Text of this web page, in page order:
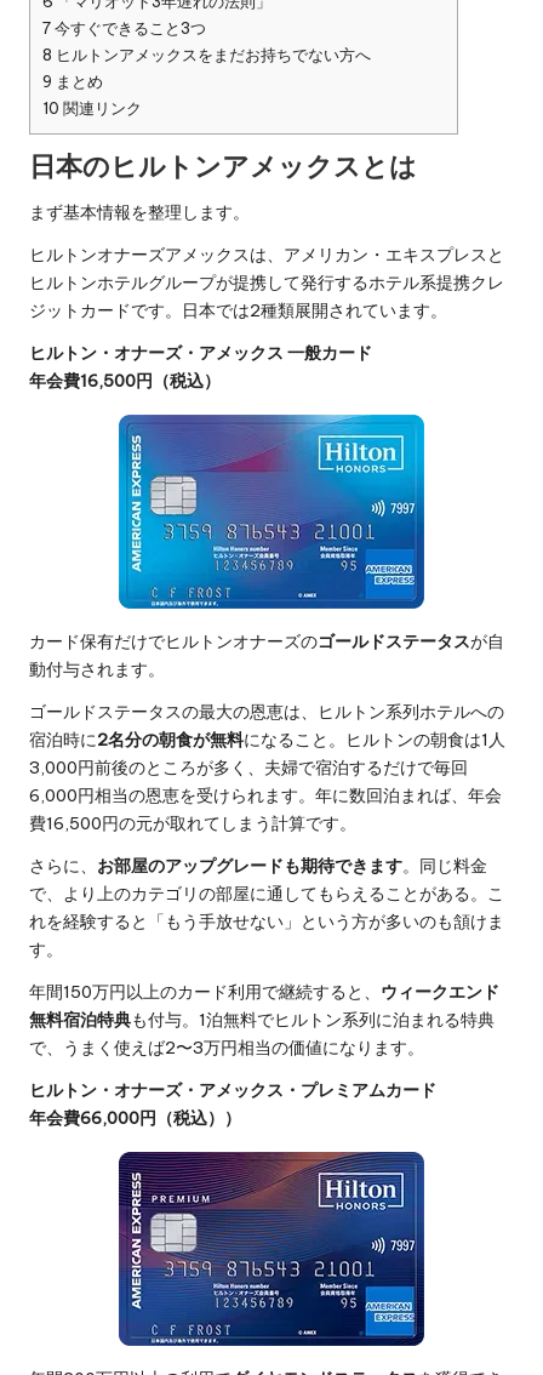
7今すぐできること3つ
8 ヒルトンアメックスをまだお持ちでない方へ
9 まとめ
10 関連リンク
日本のヒルトンアメックスとは
まず基本情報を整理します。
ヒルトンオナーズアメックスは、アメリカン・エキスプレスと
ヒルトンホテルグループが提携して発行するホテル系提携クレ
ジットカードです。日本では2種類展開されています。
ヒルトン・オナーズ・アメックス 一般カード
年会費16,500円（税込）
カード保有だけでヒルトンオナーズのゴールドステータスが自
動付与されます。
ゴールドステータスの最大の恩恵は、ヒルトン系列ホテルへの
宿泊時に2名分の朝食が無料になること。ヒルトンの朝食は1人
3,000円前後のところが多く、夫婦で宿泊するだけで毎回
6,000円相当の恩恵を受けられます。年に数回泊まれば、年会
費16,500円の元が取れてしまう計算です。
さらに、 お部屋のアップグレードも期待できます。同じ料金
で、より上のカテゴリの部屋に通してもらえることがある。こ
れを経験すると「もう手放せない」という方が多いのも頷けま
す。
年間150万円以上のカード利用で継続すると、 ウィークエンド
無料宿泊特典も付与。1泊無料でヒルトン系列に泊まれる特典
で、うまく使えば2〜3万円相当の価値になります。
ヒルトン・オナーズ・アメックス・プレミアムカード
年会費66,000円（税込） ）